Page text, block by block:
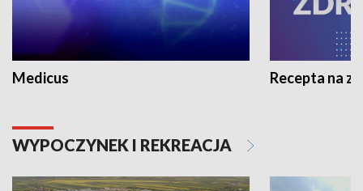
Medicus Recepta na
WYPOCZYNEK I REKREACJA